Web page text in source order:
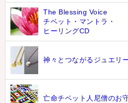
The Blessing Voice
チベット・マントラ・
ヒーリングCD
神々とつながるジュエリ
亡命チベット人尼僧のお